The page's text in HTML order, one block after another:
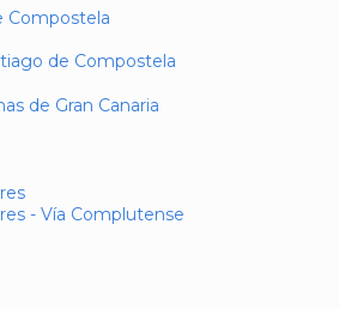
Compostela
de Compostela
de Gran Canaria
- Vía Complutense